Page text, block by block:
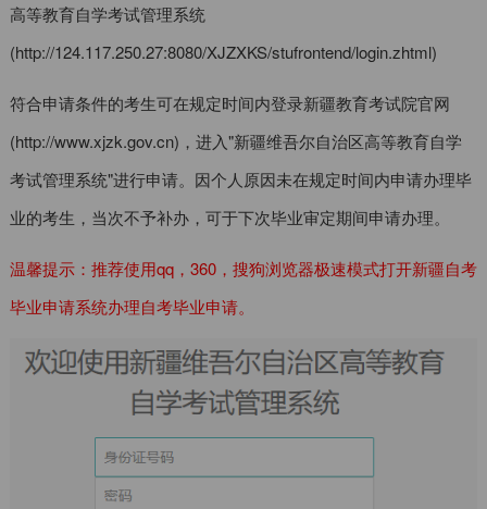
高等教育自学考试管理系统
(http://124.117.250.27:8080/XJZXKS/stufrontend/login.zhtml)
符合申请条件的考生可在规定时间内登录新疆教育考试院官网
(http://www.xjzk.gov.cn)，进入"新疆维吾尔自治区高等教育自学
考试管理系统"进行申请。因个人原因未在规定时间内申请办理毕
业的考生，当次不予补办，可于下次毕业审定期间申请办理。
温馨提示：推荐使用qq，360，搜狗浏览器极速模式打开新疆自考
毕业申请系统办理自考毕业申请。